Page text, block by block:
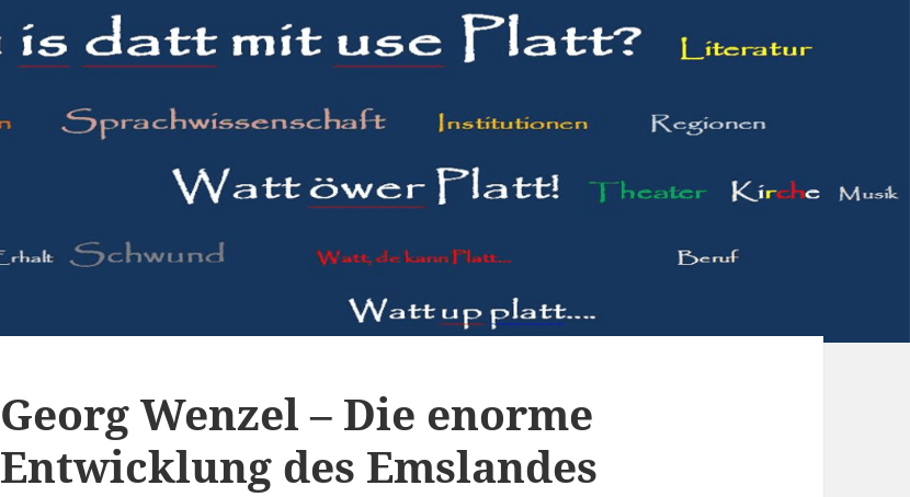
Georg Wenzel – Die enorme
Entwicklung des Emslandes